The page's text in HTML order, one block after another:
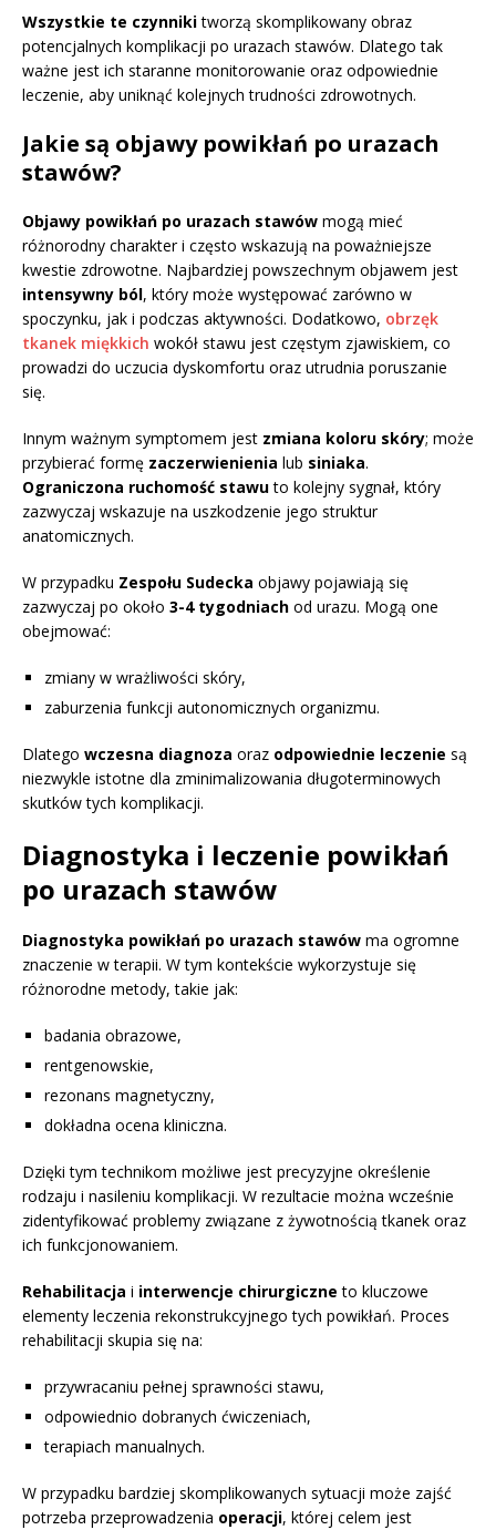
Wszystkie te czynnikitworzą skomplikowany obraz
potencjalnych komplikacji po urazach stawów. Dlatego tak
ważne jest ich staranne monitorowanie oraz odpowiednie
leczenie, aby uniknąć kolejnych trudności zdrowotnych.
Jakie są objawy powikłań po urazach
stawów?
Objawy powikłań po urazach stawów mogą mieć
różnorodny charakter i często wskazują na poważniejsze
kwestie zdrowotne. Najbardziej powszechnym objawem jest
intensywny ból, który może występować zarówno w
spoczynku, jak i podczas aktywności. Dodatkowo, obrzęk
tkanek miękkich wokół stawu jest częstym zjawiskiem, co
prowadzi do uczucia dyskomfortu oraz utrudnia poruszanie
się.
Innym ważnym symptomem jest zmiana koloru skóry; może
przybierać formę zaczerwienienia lub siniaka.
Ograniczona ruchomość stawuto kolejny sygnał, który
zazwyczaj wskazuje na uszkodzenie jego struktur
anatomicznych.
W przypadku Zespołu Sudecka objawy pojawiają się
zazwyczaj po około 3-4 tygodniach od urazu. Mogą one
obejmować:
zmiany w wrażliwości skóry,
zaburzenia funkcji autonomicznych organizmu.
Dlatego wczesna diagnoza oraz odpowiednie leczenie są
niezwykle istotne dla zminimalizowania długoterminowych
skutków tych komplikacji.
Diagnostyka i leczenie powikłań
po urazach stawów
Diagnostyka powikłań po urazach stawów ma ogromne
znaczenie w terapii. W tym kontekście wykorzystuje się
różnorodne metody, takie jak:
badania obrazowe,
rentgenowskie,
rezonans magnetyczny,
dokładna ocena kliniczna.
Dzięki tym technikom możliwe jest precyzyjne określenie
rodzaju i nasileniu komplikacji. W rezultacie można wcześnie
zidentyfikować problemy związane z żywotnością tkanek oraz
ich funkcjonowaniem.
Rehabilitacja i interwencje chirurgiczne to kluczowe
elementy leczenia rekonstrukcyjnego tych powikłań. Proces
rehabilitacji skupia się na:
przywracaniu pełnej sprawności stawu,
odpowiednio dobranych ćwiczeniach,
terapiach manualnych.
W przypadku bardziej skomplikowanych sytuacji może zajść
potrzeba przeprowadzenia operacji, której celem jest